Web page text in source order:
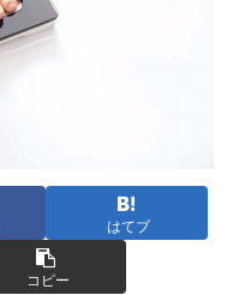
はてブ
コピー